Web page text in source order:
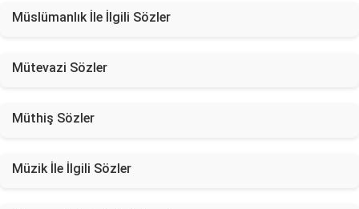
Müslümanlık İle İlgili Sözler
Mütevazi Sözler
Müthiş Sözler
Müzik İle İlgili Sözler